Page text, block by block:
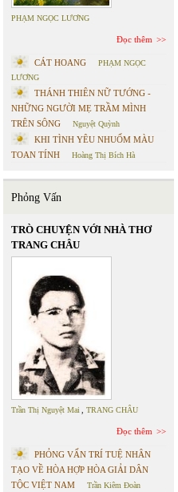
PHẠM NGỌC LƯƠNG
Đọc thêm
CÁT HOANG
PHẠM NGỌC
LƯƠNG
THÁNH THIÊN NỮ TƯỚNG -
NHỮNG NGƯỜI MẸ TRẦM MÌNH
TRÊN SÔNG
Nguyệt Quỳnh
KHI TÌNH YÊU NHUỐM MÀU
TOAN TÍNH
Hoàng Thị Bích Hà
Phỏng Vấn
TRÒ CHUYỆN VỚI NHÀ THƠ
TRANG CHÂU
Trần Thị Nguyệt Mai, TRANG CHÂU
Đọc thêm
PHỎNG VẤN TRÍ TUỆ NHÂN
TẠO VỀ HÒA HỢP HÒA GIẢI DÂN
TỘC VIỆT NAM
Trần Kiêm Đoàn